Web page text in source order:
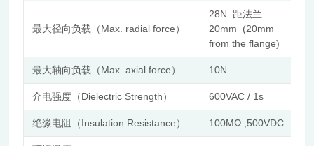
最大径向负载（Max. radial force）
28N 距法兰
20mm (20mm
from the flange)
最大轴向负载（Max. axial force） 10N
介电强度（Dielectric Strength） 600VAC / 1s
绝缘电阻（Insulation Resistance） 100MΩ ,500VDC